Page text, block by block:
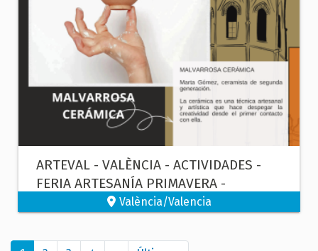
ARTEVAL - VALÈNCIA - ACTIVIDADES -
FERIA ARTESANÍA PRIMAVERA -
València/Valencia